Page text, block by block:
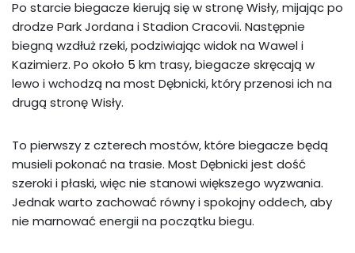
Po starcie biegacze kierują się w stronę Wisły, mijając po
drodze Park Jordana i Stadion Cracovii. Następnie
biegną wzdłuż rzeki, podziwiając widok na Wawel i
Kazimierz. Po około 5 km trasy, biegacze skręcają w
lewo i wchodzą na most Dębnicki, który przenosi ich na
drugą stronę Wisły.
To pierwszy z czterech mostów, które biegacze będą
musieli pokonać na trasie. Most Dębnicki jest dość
szeroki i płaski, więc nie stanowi większego wyzwania.
Jednak warto zachować równy i spokojny oddech, aby
nie marnować energii na początku biegu.